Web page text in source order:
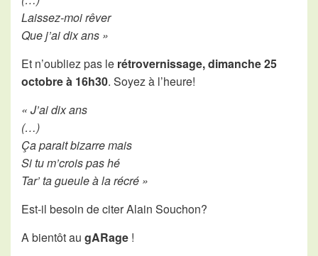
Laissez-moi rêver
Que j’ai dix ans »
Et n’oubliez pas le rétrovernissage, dimanche 25
octobre à 16h30. Soyez à l’heure!
« J’ai dix ans
(…)
Ça parait bizarre mais
Si tu m’crois pas hé
Tar’ ta gueule à la récré »
Est-il besoin de citer Alain Souchon?
A bientôt au gARage !